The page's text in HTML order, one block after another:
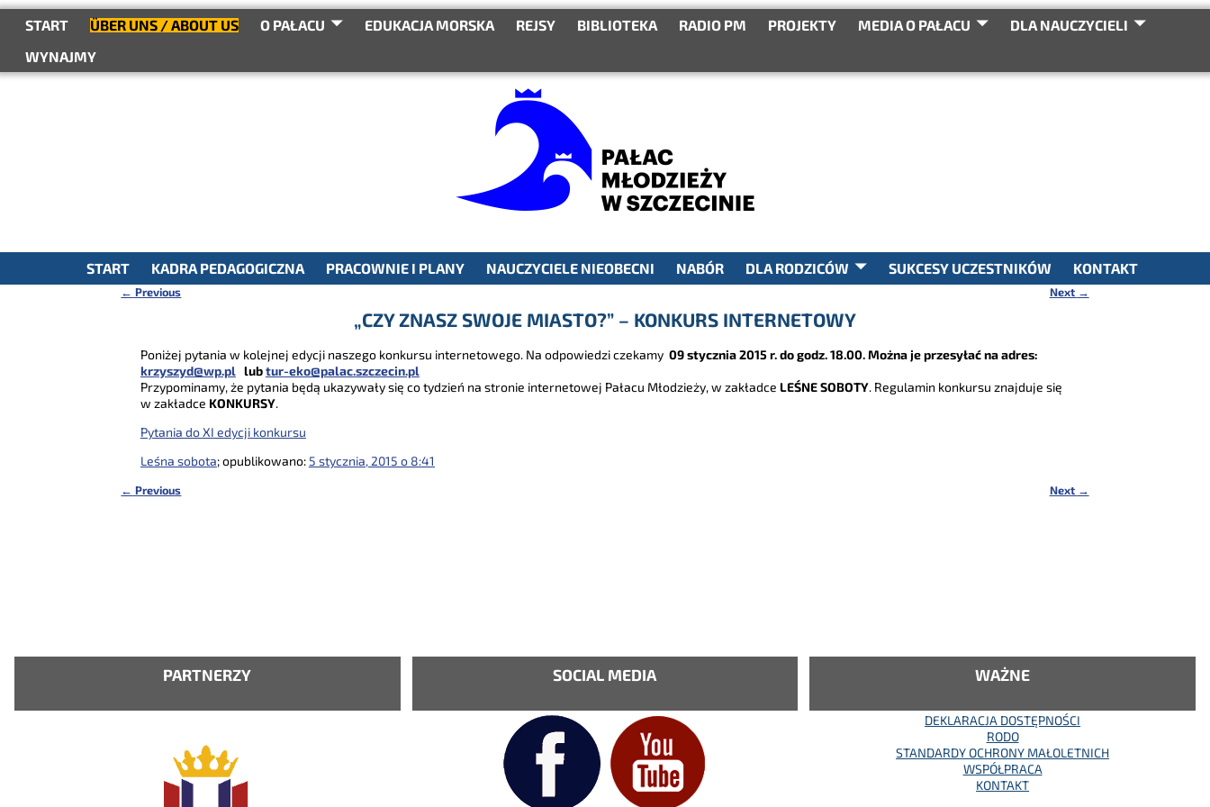
treściSTART ÜBER UNS / ABOUT US O PAŁACU EDUKACJA MORSKA REJSY BIBLIOTEKA RADIO PM PROJEKTY MEDIA O PAŁACU
DLA NAUCZYCIELI
WYNAJMY
SEARCH
START
KADRA PEDAGOGICZNA PRACOWNIE I PLANY NAUCZYCIELE NIEOBECNI NABÓR DLA RODZICÓW SUKCESY UCZESTNIKÓW KONTAKT
← Previous Next →
„CZY ZNASZ SWOJE MIASTO?” – KONKURS INTERNETOWY
Poniżej pytania w kolejnej edycji naszego konkursu internetowego. Na odpowiedzi czekamy 09 stycznia 2015 r. do godz. 18.00. Można je przesyłać na adres:
krzyszyd@wp.pllubtur-eko@palac.szczecin.pl
Przypominamy, że pytania będą ukazywały się co tydzień na stronie internetowej Pałacu Młodzieży, w zakładce LEŚNE SOBOTY. Regulamin konkursu znajduje się
w zakładce KONKURSY.
Pytania do XI edycji konkursu
Leśna sobota; opublikowano: 5 stycznia, 2015 o 8:41
← Previous Next →
PARTNERZY SOCIAL MEDIA WAŻNE
DEKLARACJA DOSTĘPNOŚCI
RODO
STANDARDY OCHRONY MAŁOLETNICH
WSPÓŁPRACA
KONTAKT